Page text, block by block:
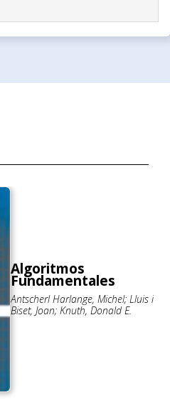
Algoritmos
Fundamentales
Antscherl Harlange, Michel; Lluis i
Biset, Joan; Knuth, Donald E.